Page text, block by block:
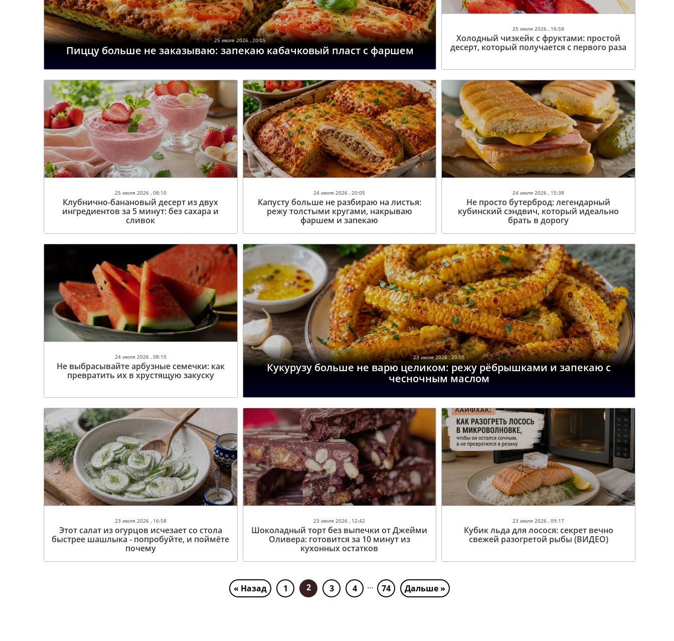
25 июля 2026 , 20:05
Пиццу больше не заказываю: запекаю кабачковый пласт с фаршем
25 июля 2026 , 16:58
Холодный чизкейк с фруктами: простой
десерт, который получается с первого раза
25 июля 2026 , 08:10
Клубнично-банановый десерт из двух
ингредиентов за 5 минут: без сахара и
сливок
24 июля 2026 , 20:05
Капусту больше не разбираю на листья:
режу толстыми кругами, накрываю
фаршем и запекаю
24 июля 2026 , 15:38
Не просто бутерброд: легендарный
кубинский сэндвич, который идеально
брать в дорогу
24 июля 2026 , 08:10
Не выбрасывайте арбузные семечки: как
превратить их в хрустящую закуску
23 июля 2026 , 20:05
Кукурузу больше не варю целиком: режу рёбрышками и запекаю с
чесночным маслом
23 июля 2026 , 16:58
Этот салат из огурцов исчезает со стола
быстрее шашлыка - попробуйте, и поймёте
почему
23 июля 2026 , 12:42
Шоколадный торт без выпечки от Джейми
Оливера: готовится за 10 минут из
кухонных остатков
23 июля 2026 , 09:17
Кубик льда для лосося: секрет вечно
свежей разогретой рыбы (ВИДЕО)
« Назад 1 2 3 4 … 74 Дальше »